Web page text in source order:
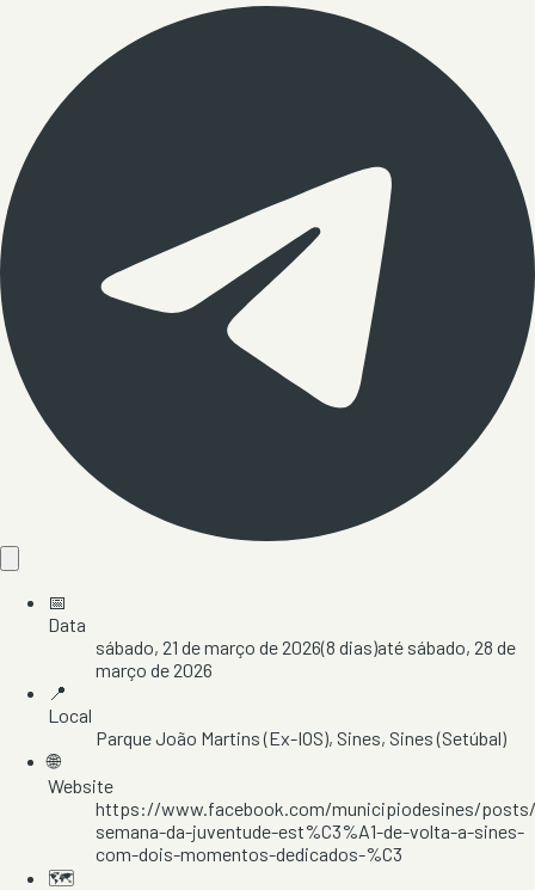
📅
Data
sábado, 21 de março de 2026(8 dias)até sábado, 28 de
março de 2026
📍
Local
Parque João Martins (Ex-IOS), Sines, Sines(Setúbal)
🌐
Website
https://www.facebook.com/municipiodesines/
semana-da-juventude-est%C3%A1-de-volta-a-sines-
com-dois-momentos-dedicados-%C3
🗺️